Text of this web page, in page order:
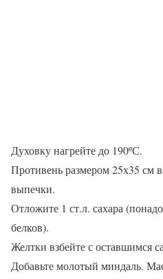
Духовку нагрейте до 190ºС.
Противень размером 25х35 см
выпечки.
Отложите 1 ст.л. сахара
белков).
Желтки взбейте с оставшимся
Добавьте молотый миндаль.